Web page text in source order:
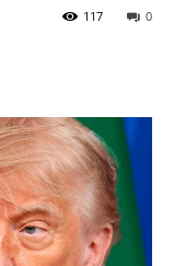
0
117